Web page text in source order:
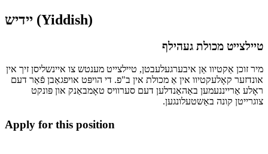
יידיש (Yiddish)
טיילצייט מכולת געהילף
מיר זוכן אַקטיוו אַן איבערגעלעבטן, טיילצייט מענטש צו איינשליסן זיך אין
אונדזער קאָלעקטיוו אין אַ מכולת אין ב"פ. די הויפּט אויפגאַבן פֿאַר דעם
ראָלע אַרייננעמען באַהאַנדלען דעם סערוויס טאָמבאַנק און פּונקט
צוגרייטן קונה באַשטעלונגען.
Apply for this position